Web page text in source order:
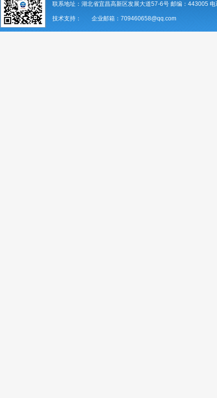
联系地址：湖北省宜昌高新区发展大道57-6号 邮编：443005
技术支持： 企业邮箱：709460658@qq.com